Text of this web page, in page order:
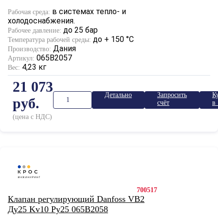
Рабочая среда: в системах тепло- и
холодоснабжения.
Рабочее давление: до 25 бар
Температура рабочей среды: до + 150 °С
Производство: Дания
Артикул: 065B2057
Вес: 4,23 кг
21 073
руб.
(цена с НДС)
Детально
Запросить
счёт
в
700517
Клапан регулирующий Danfoss VB2
Ду25 Kv10 Ру25 065B2058